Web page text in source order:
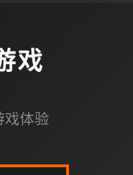
戏
戏体验